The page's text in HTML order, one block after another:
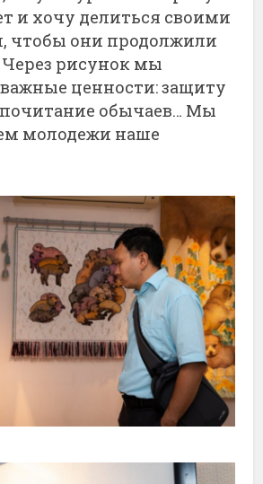
и хочу делиться своими
чтобы они продолжили
рисунок мы
ценности: защиту
обычаев… Мы
молодежи наше